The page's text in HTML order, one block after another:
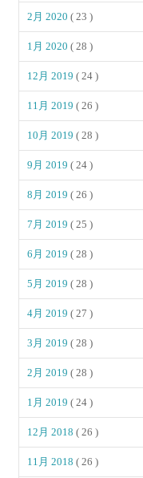
2月 2020( 23 )
1月 2020( 28 )
12月 2019( 24 )
11月 2019( 26 )
10月 2019( 28 )
9月 2019( 24 )
8月 2019( 26 )
7月 2019( 25 )
6月 2019( 28 )
5月 2019( 28 )
4月 2019( 27 )
3月 2019( 28 )
2月 2019( 28 )
1月 2019( 24 )
12月 2018( 26 )
11月 2018( 26 )